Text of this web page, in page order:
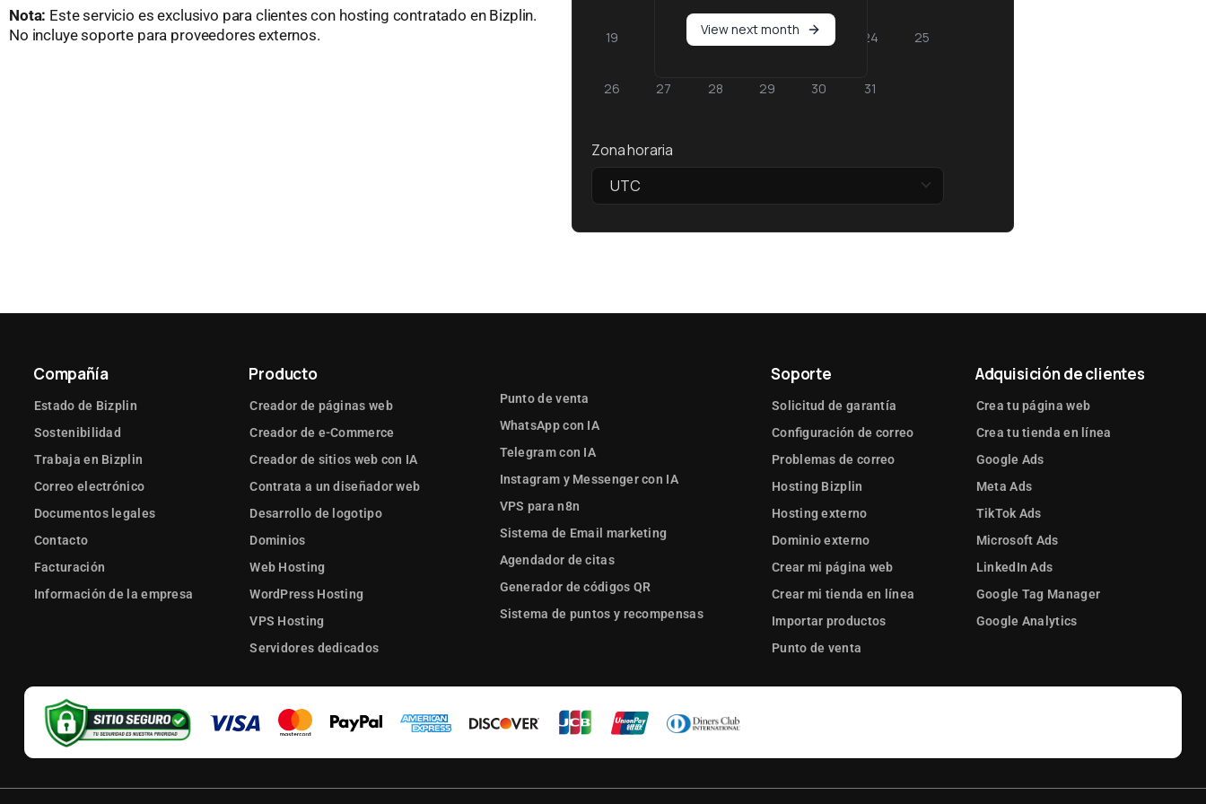
Nota: Este servicio es exclusivo para clientes con hosting contratado en Bizplin.
No incluye soporte para proveedores externos.
19 21 22 23 24 25
26 27 28 29 30 31
Zona horaria
UTC
View next month
Compañía
Estado de Bizplin
Sostenibilidad
Trabaja en Bizplin
Correo electrónico
Documentos legales
Contacto
Facturación
Información de la empresa
Producto
Creador de páginas web
Creador de e-Commerce
Creador de sitios web con IA
Contrata a un diseñador web
Desarrollo de logotipo
Dominios
Web Hosting
WordPress Hosting
VPS Hosting
Servidores dedicados
Punto de venta
WhatsApp con IA
Telegram con IA
Instagram y Messenger con IA
VPS para n8n
Sistema de Email marketing
Agendador de citas
Generador de códigos QR
Sistema de puntos y recompensas
Soporte
Solicitud de garantía
Configuración de correo
Problemas de correo
Hosting Bizplin
Hosting externo
Dominio externo
Crear mi página web
Crear mi tienda en línea
Importar productos
Punto de venta
Adquisición de clientes
Crea tu página web
Crea tu tienda en línea
Google Ads
Meta Ads
TikTok Ads
Microsoft Ads
LinkedIn Ads
Google Tag Manager
Google Analytics